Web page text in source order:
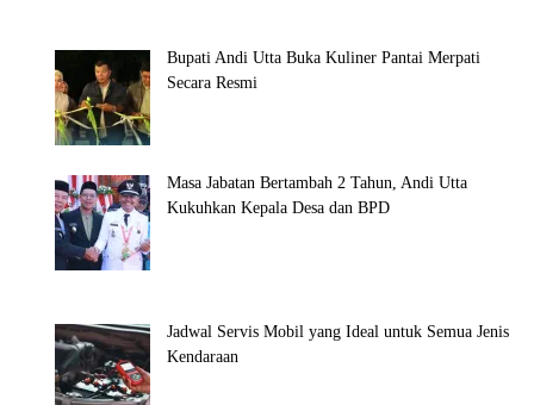
Bupati Andi Utta Buka Kuliner Pantai Merpati
Secara Resmi
Masa Jabatan Bertambah 2 Tahun, Andi Utta
Kukuhkan Kepala Desa dan BPD
Jadwal Servis Mobil yang Ideal untuk Semua Jenis
Kendaraan